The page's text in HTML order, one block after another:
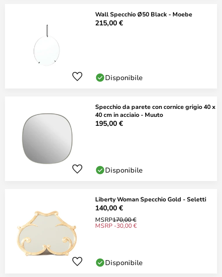
Wall Specchio Ø50 Black - Moebe
215,00 €
Disponibile
Specchio da parete con cornice grigio 40 x
40 cm in acciaio - Muuto
195,00 €
Disponibile
Liberty Woman Specchio Gold - Seletti
140,00 €
MSRP170,00 €
MSRP -30,00 €
Disponibile